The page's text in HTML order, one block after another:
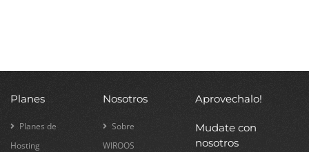
Planes
Planes de
Hosting
Nosotros
Sobre
WIROOS
Aprovechalo!
Mudate con
nosotros